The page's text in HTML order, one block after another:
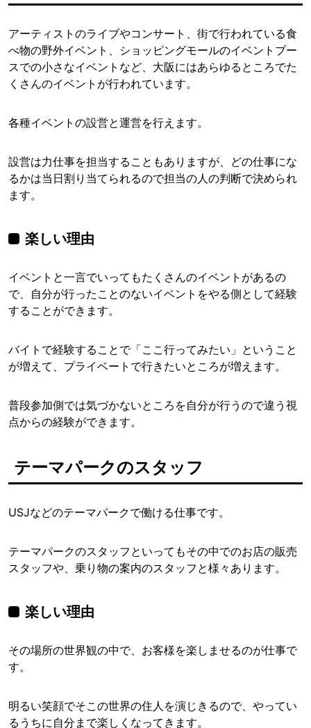
アーティストのライブやコンサート、街で行われている食
べ物の野外イベント、ショッピングモールのイベントブー
スでの小さなイベントなど、大阪にはあらゆるところでた
くさんのイベントが行われています。
各種イベントの設営と運営を行えます。
設営は力仕事を担当することもありますが、どの仕事にな
るかは当日割り当てられるので担当の人の判断で決められ
ます。
楽しい理由
イベントと一言でいってもたくさんのイベントがあるの
で、自分が行ったことのないイベントをやる側として経験
することができます。
バイトで経験することで「ここ行ってみたい」ということ
が増えて、プライベートで行きたいところが増えます。
普段参加側では気づかないところを自分が行うので違う視
点からの経験ができます。
テーマパークのスタッフ
USJなどのテーマパークで働ける仕事です。
テーマパークのスタッフといってもその中でのお店の販売
スタッフや、乗り物の案内のスタッフと様々あります。
楽しい理由
その場所の世界観の中で、お客様を楽しませるのが仕事で
す。
明るい笑顔でそこの世界の住人を演じきるので、やってい
るうちに自分まで楽しくなってきます。